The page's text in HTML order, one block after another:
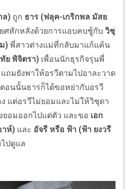
ล) ถูก ธาร (ฟลุค-เกริกพล มัสย
ศหักหลังด้วยการแอบคบชู้กับ วิชุ
) พี่สาวต่างแม่ที่กลับมาแก้แค้น
ย พิจิตรา) เพื่อนนักธุรกิจรุ่นพี่
ถมยังพาให้อรวีตามไปอาละวาด
อนนั้นธารก็ได้ขอหย่ากับอรวี
แต่อรวีไม่ยอมและไม่ให้วิชุดา
ยอมออกไปแต่ตัว และขอ เอก
าห์) และ อัจรี หรือ ฟ้า (ฟ้า ยงวรี
ปดูแล